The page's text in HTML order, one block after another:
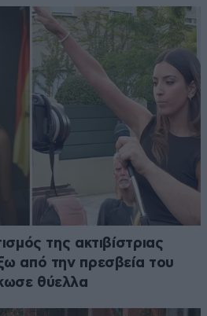
της ακτιβίστριας
από την πρεσβεία του
θύελλα